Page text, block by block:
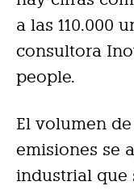
a las 110.000
consultora
people.
El volumen
emisiones se
industrial que